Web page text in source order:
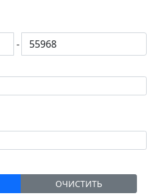
-
ОЧИСТИТЬ